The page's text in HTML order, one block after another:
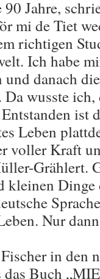
Jahre,
mi de Tiet
richtigen
Ich habe
und danach
wusste ich,
ist
Leben
voller Kraft
Grählert.
Dinge
Nur
in den
das Buch